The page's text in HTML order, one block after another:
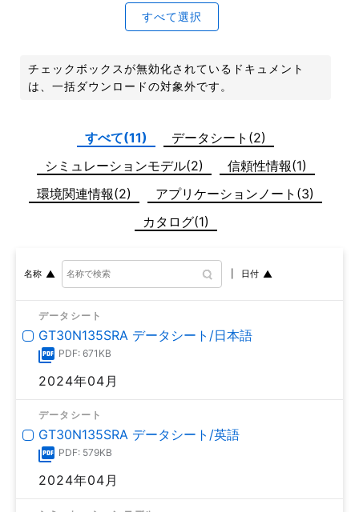
すべて選択
チェックボックスが無効化されているドキュメント
は、一括ダウンロードの対象外です。
すべて(11)
データシート(2)
シミュレーションモデル(2)
信頼性情報(1)
環境関連情報(2)
アプリケーションノート(3)
カタログ(1)
名称 日付
データシート
GT30N135SRA データシート/日本語
PDF: 671KB
2024年04月
データシート
GT30N135SRA データシート/英語
PDF: 579KB
2024年04月